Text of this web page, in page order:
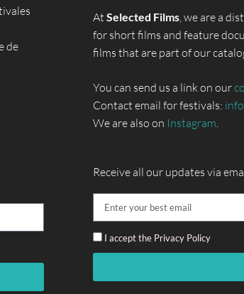
de
At Selected Films, we are a
for short films and feature
films that are part of our
You can send us a link on our
Contact email for festivals:
We are also on Instagram.
Receive all our updates via
I accept the Privacy Policy